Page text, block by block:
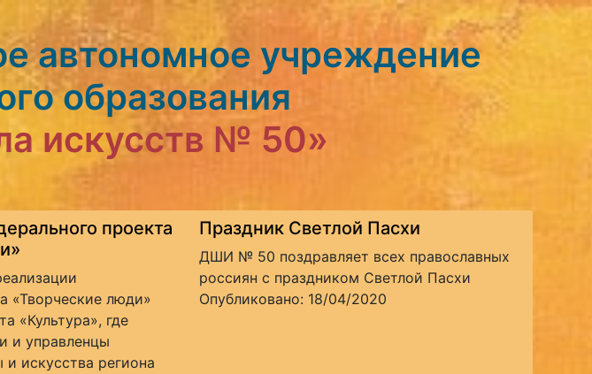
автономное учреждение
образования
искусств № 50»
проекта
«Творческие люди»
«Культура», где
и управленцы
искусства региона
Праздник Светлой Пасхи
ДШИ № 50 поздравляет всех православных
россиян с праздником Светлой Пасхи
Опубликовано: 18/04/2020